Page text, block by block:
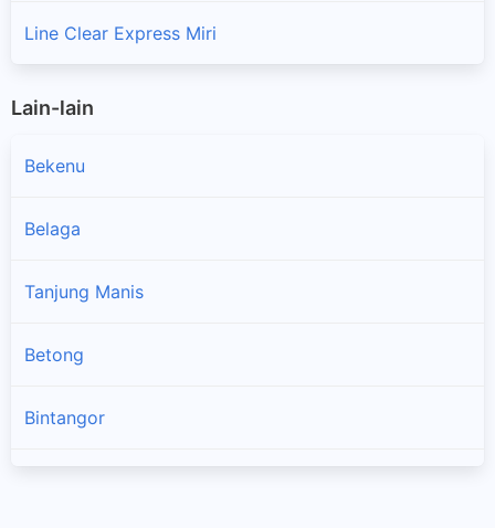
Line Clear Express Miri
Lain-lain
Bekenu
Belaga
Tanjung Manis
Betong
Bintangor